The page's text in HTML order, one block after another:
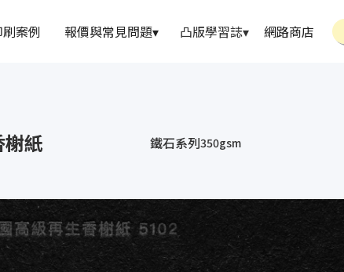
刷案例 報價與常見問題▾ 凸版學習誌▾ 網路商店
紙 鐵石系列350gsm